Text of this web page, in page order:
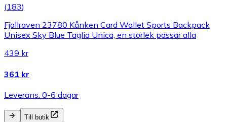
(183)
Fjallraven 23780 Kånken Card Wallet Sports Backpack
Unisex Sky Blue Taglia Unica, en storlek passar alla
439 kr
361 kr
Leverans: 0-6 dagar
Till butik